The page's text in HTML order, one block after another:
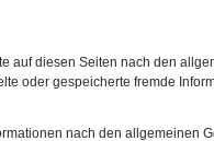
auf diesen Seiten nach den
oder gespeicherte fremde
nach den allgemeinen